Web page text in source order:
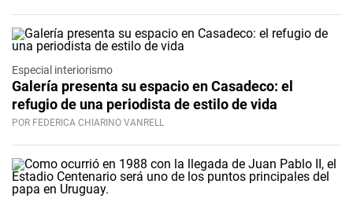
Especial interiorismo
Galería presenta su espacio en Casadeco: el
refugio de una periodista de estilo de vida
POR FEDERICA CHIARINO VANRELL